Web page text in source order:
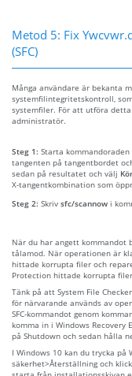
Metod 5: Fix
(SFC)
Många användare är bekanta
systemfilintegritetskontroll,
systemfiler. För att utföra
administratör.
Steg 1: Starta
tangenten på tangentbordet
sedan på resultatet och välj
X-tangentkombination som
Steg 2: Skriv sfc/scannow i
När du har angett kommandot
tålamod. När operationen är
hittade korrupta filer och
Protection hittade korrupta
Tänk på att System File
för närvarande används av
SFC-kommandot genom
komma in i Windows Recovery
på Shutdown och sedan hålla
I Windows 10 kan du trycka
säkerhet>Återställning och